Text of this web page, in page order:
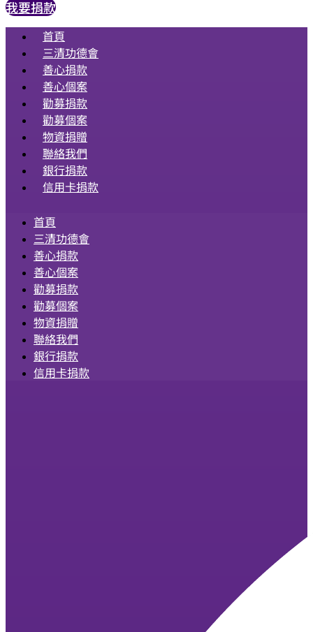
我要捐款
首頁
三清功德會
善心捐款
善心個案
勸募捐款
勸募個案
物資捐贈
聯絡我們
銀行捐款
信用卡捐款
首頁
三清功德會
善心捐款
善心個案
勸募捐款
勸募個案
物資捐贈
聯絡我們
銀行捐款
信用卡捐款